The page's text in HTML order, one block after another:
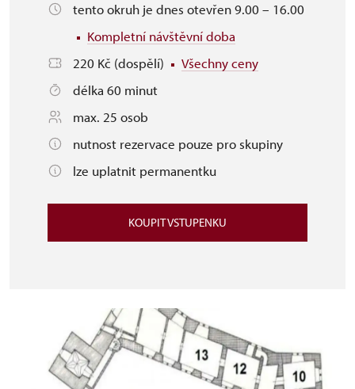
tento okruh je dnes otevřen 9.00 – 16.00
Kompletní návštěvní doba
220 Kč (dospělí)
Všechny ceny
délka 60 minut
max. 25 osob
nutnost rezervace pouze pro skupiny
lze uplatnit permanentku
KOUPIT VSTUPENKU